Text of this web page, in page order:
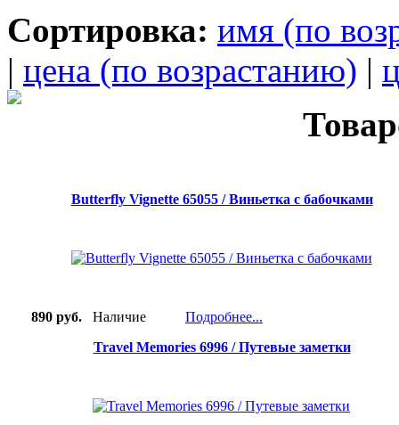
Сортировка: имя (по
| цена (по возрастанию) |
Butterfly Vignette 65055 / Виньетка с бабочками
890 руб. Наличие
Подробнее...
Travel Memories 6996 / Путевые заметки